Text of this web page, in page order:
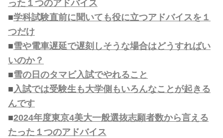
った１つのアドバイス
■学科試験直前に聞いても役に立つアドバイスを１
つだけ
■雪や電車遅延で遅刻しそうな場合はどうすればい
いのか？
■雪の日のタマビ入試でやれること
■入試では受験生も大学側もいろんなことが起きる
んです
■2024年度東京4美大一般選抜志願者数から言える
たった１つのアドバイス